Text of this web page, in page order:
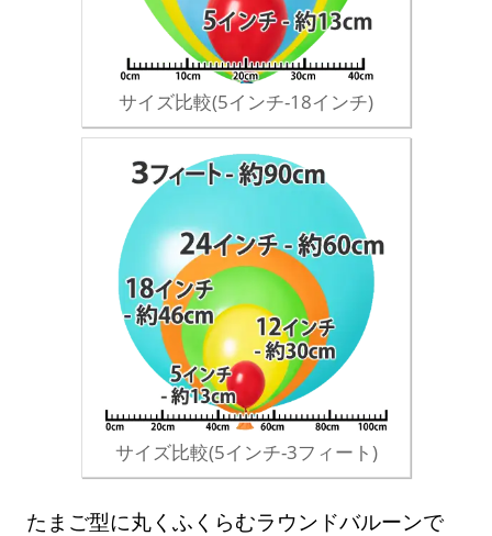
サイズ比較(5インチ-18インチ)
サイズ比較(5インチ-3フィート)
たまご型に丸くふくらむラウンドバルーンで